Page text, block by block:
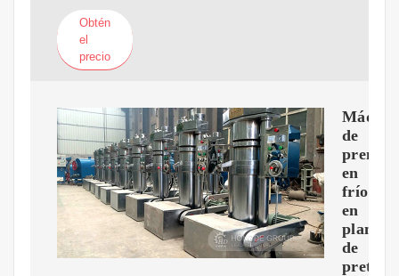
Obtén
el
precio
de
en
frío
en
planta
de